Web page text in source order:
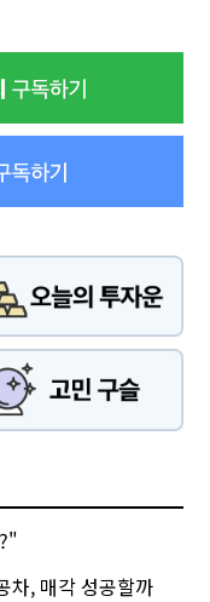
, 매각 성공할까